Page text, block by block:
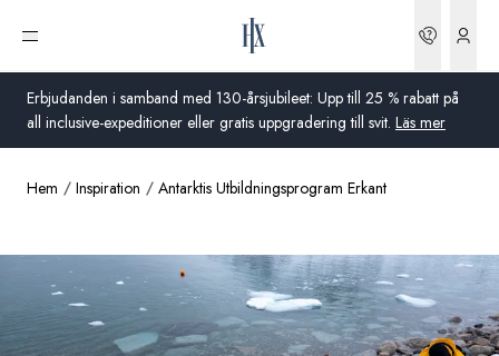
Erbjudanden i samband med 130-årsjubileet: Upp till 25 % rabatt på
all inclusive-expeditioner eller gratis uppgradering till svit. Läs mer
Öppna meny
Storbritannien
USA
Global
Hem Inspiration Antarktis Utbildningsprogram Erkant